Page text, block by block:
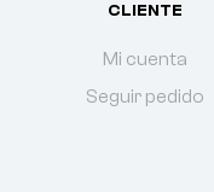
CLIENTE
Mi cuenta
Seguir pedido